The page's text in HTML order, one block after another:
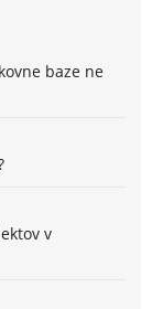
baze ne
v